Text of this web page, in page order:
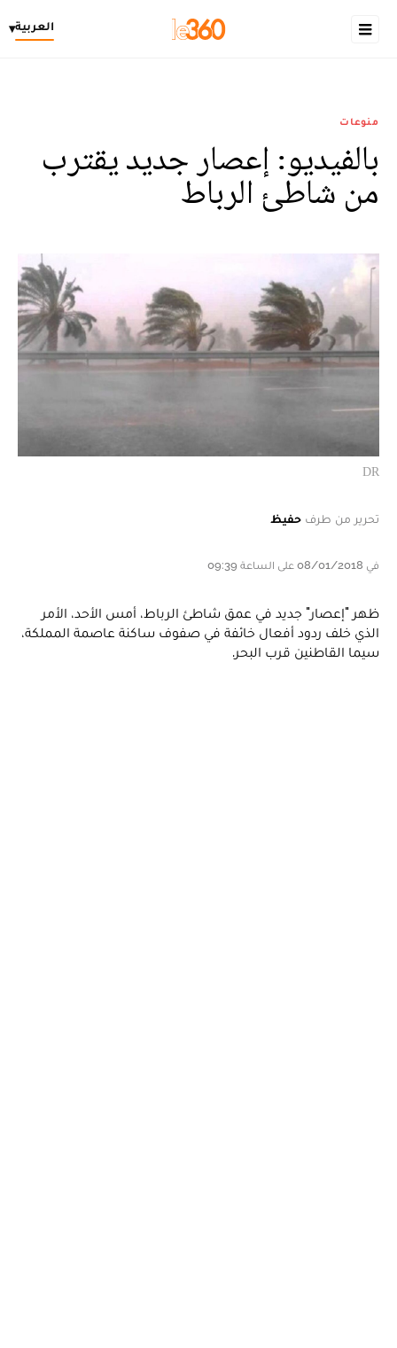
العربية▾
منوعات
بالفيديو: إعصار جديد يقترب
من شاطئ الرباط
DR
تحرير من طرف حفيظ
في 08/01/2018 على الساعة 09:39
ظهر "إعصار" جديد في عمق شاطئ الرباط، أمس الأحد، الأمر
الذي خلف ردود أفعال خائفة في صفوف ساكنة عاصمة المملكة،
سيما القاطنين قرب البحر.